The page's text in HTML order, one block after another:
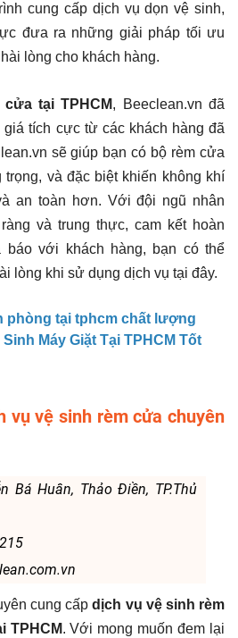
cung cấp dịch vụ dọn vệ sinh,
đưa ra những giải pháp tối ưu
lòng cho khách hàng.
tại TPHCM, Beeclean.vn đã
tích cực từ các khách hàng đã
sẽ giúp bạn có bộ rèm cửa
và đặc biệt khiến không khí
an toàn hơn. Với đội ngũ nhân
và trung thực, cam kết hoàn
báo với khách hàng, bạn có thể
lòng khi sử dụng dịch vụ tại đây.
phòng tại tphcm chất lượng
Máy Giặt Tại TPHCM Tốt
vụ vệ sinh rèm cửa chuyên
Bá Huân, Thảo Điền, TP.Thủ
cung cấpdịch vụ vệ sinh rèm
TPHCM. Với mong muốn đem lại